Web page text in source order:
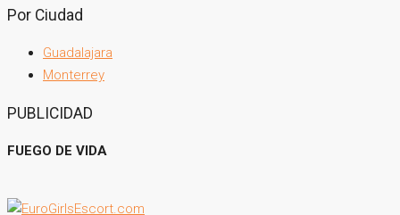
Por Ciudad
Guadalajara
Monterrey
PUBLICIDAD
FUEGO DE VIDA